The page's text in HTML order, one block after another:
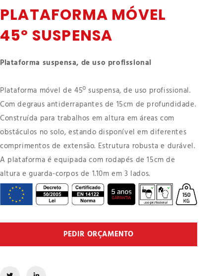
PLATAFORMA MÓVEL
45º SUSPENSA
Plataforma suspensa, de uso profissional
Plataforma móvel de 45º suspensa, de uso profissional.
Com degraus antiderrapantes de 15cm de profundidade.
Construída para trabalhos em altura em áreas com
obstáculos no solo, estando disponível em diferentes
comprimentos de extensão. Estrutura robusta e durável.
A plataforma é equipada com rodapés de 15cm de
altura e guarda-corpos de 1.10m em 3 lados.
PEDIR ORÇAMENTO